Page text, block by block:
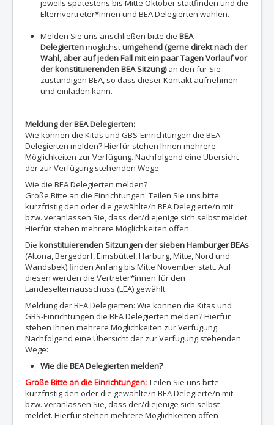
jeweils spätestens bis Mitte Oktober stattfinden und die
Elternvertreter*innen und BEA Delegierten wählen.
Melden Sie uns anschließen bitte die BEA
Delegiertenmöglichstumgehend (gerne direkt nach der
Wahl, aber auf jeden Fall mit ein paar Tagen Vorlauf vor
der konstituierenden BEA Sitzung)an den für Sie
zuständigen BEA, so dass dieser Kontakt aufnehmen
und einladen kann.
Meldung der BEA Delegierten:
Wie können die Kitas und GBS-Einrichtungen die BEA
Delegierten melden? Hierfür stehen Ihnen mehrere
Möglichkeiten zur Verfügung. Nachfolgend eine Übersicht
der zur Verfügung stehenden Wege:
Wie die BEA Delegierten melden?
Große Bitte an die Einrichtungen: Teilen Sie uns bitte
kurzfristig den oder die gewählte/n BEA Delegierte/n mit
bzw. veranlassen Sie, dass der/diejenige sich selbst meldet.
Hierfür stehen mehrere Möglichkeiten offen
Die konstituierenden Sitzungen der sieben Hamburger BEAs
(Altona, Bergedorf, Eimsbüttel, Harburg, Mitte, Nord und
Wandsbek) finden Anfang bis Mitte November statt. Auf
diesen werden die Vertreter*innen für den
Landeselternausschuss (LEA) gewählt.
Meldung der BEA Delegierten: Wie können die Kitas und
GBS-Einrichtungen die BEA Delegierten melden? Hierfür
stehen Ihnen mehrere Möglichkeiten zur Verfügung.
Nachfolgend eine Übersicht der zur Verfügung stehenden
Wege:
Wie die BEA Delegierten melden?
Große Bitte an die Einrichtungen:Teilen Sie uns bitte
kurzfristig den oder die gewählte/n BEA Delegierte/n mit
bzw. veranlassen Sie, dass der/diejenige sich selbst
meldet. Hierfür stehen mehrere Möglichkeiten offen